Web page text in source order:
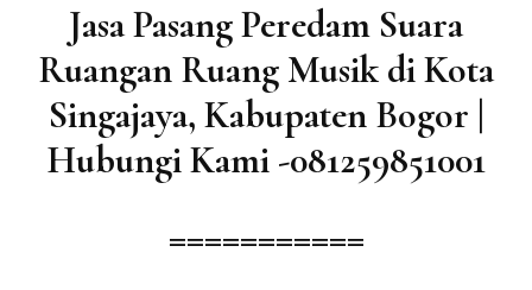
Jasa Pasang Peredam Suara
Ruangan Ruang Musik di Kota
Singajaya, Kabupaten Bogor |
Hubungi Kami -081259851001
===========